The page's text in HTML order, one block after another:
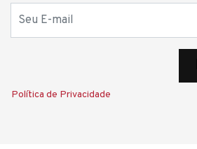
Política de Privacidade